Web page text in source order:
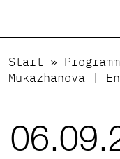
Start »
Mukazhanova |